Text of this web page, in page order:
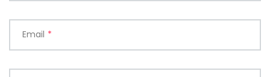
Email *